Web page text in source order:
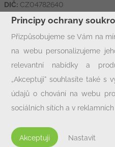
DIČ: CZ04782640
Adresa:Hornická 1426, 431 11
Rychlý kontakt
info@zcjirkov.cz
+420 602 33 77 00
Principy ochrany
Přizpůsobujeme se Vám na
na webu personalizujeme
relevantní nabídky a
„Akceptuji“ souhlasíte také s
údajů o chování na webu
sociálních sítích a v
nebo kdykoli vypnout po
Akceptuji Nastavit